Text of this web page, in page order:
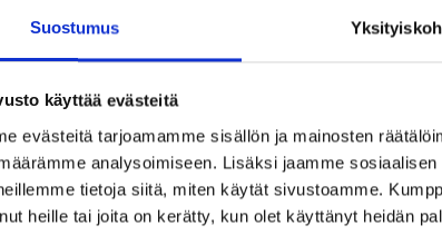
Suostumus
käyttää evästeitä
evästeitä tarjoamamme sisällön ja mainosten
analysoimiseen. Lisäksi jaamme
tietoja siitä, miten käytät sivustoamme.
heille tai joita on kerätty, kun olet käyttänyt heidän